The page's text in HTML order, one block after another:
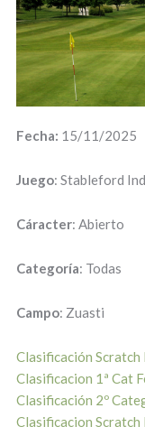
Fecha: 15/11/2025
Juego: Stableford
Cáracter: Abierto
Categoría: Todas
Campo: Zuasti
Clasificación Scratch
Clasificacion 1ª Cat
Clasificación 2º
Clasificacion